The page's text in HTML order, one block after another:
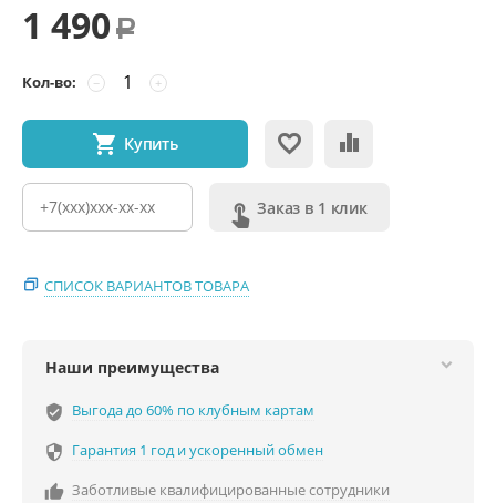
1 490 Р
Кол-во: +
−
Купить
Заказ в 1 клик
СПИСОК ВАРИАНТОВ ТОВАРА
Наши преимущества
verified_user Выгода до 60% по клубным картам
 Гарантия 1 год и ускоренный обмен
 Заботливые квалифицированные сотрудники